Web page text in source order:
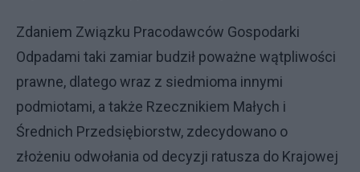
Zdaniem Związku Pracodawców Gospodarki
Odpadami taki zamiar budził poważne wątpliwości
prawne, dlatego wraz z siedmioma innymi
podmiotami, a także Rzecznikiem Małych i
Średnich Przedsiębiorstw, zdecydowano o
złożeniu odwołania od decyzji ratusza do Krajowej